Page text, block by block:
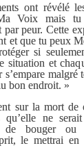
ont révélé
Voix mais
peur. Cette
et que tu peux
si
situation et
s’empare
bon endroit. »
sur la mort de
ne
bouger ou
le mettrai